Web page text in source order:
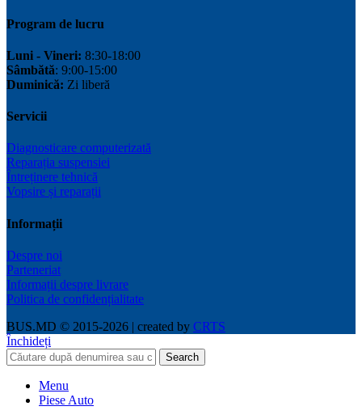
Program de lucru
Luni - Vineri: 8:30-18:00
Sâmbătă: 9:00-15:00
Duminică: Zi liberă
Servicii
Diagnosticare computerizată
Reparația suspensiei
Întreținere tehnică
Vopsire și reparații
Informații
Despre noi
Parteneriat
Informații despre livrare
Politica de confidențialitate
BUS.MD © 2015-2026 | created by CRTS
Închideți
Search
Menu
Piese Auto